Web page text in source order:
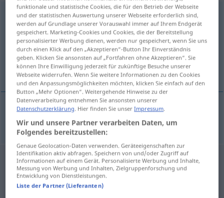
Flüssigkeitsentzugm
Übersicht aller Übersetzungen
(Für mehr Details die Übersetzung anklicken/antippen)
fluid withdrawal
fluidwithdrawal Flüssigkeitsentzug
funktionale und statistische Cookies, die für den Betrieb der Webseite
und der statistischen Auswertung unserer Webseite erforderlich sind,
werden auf Grundlage unserer Vorauswahl immer auf Ihrem Endgerät
gespeichert. Marketing-Cookies und Cookies, die der Bereitstellung
personalisierter Werbung dienen, werden nur gespeichert, wenn Sie uns
durch einen Klick auf den „Akzeptieren“-Button Ihr Einverständnis
geben. Klicken Sie ansonsten auf „Fortfahren ohne Akzeptieren“. Sie
können Ihre Einwilligung jederzeit für zukünftige Besuche unserer
Webseite widerrufen. Wenn Sie weitere Informationen zu den Cookies
und den Anpassungsmöglichkeiten möchten, klicken Sie einfach auf den
Button „Mehr Optionen“. Weitergehende Hinweise zu der
Datenverarbeitung entnehmen Sie ansonsten unserer
Datenschutzerklärung. Hier finden Sie unserImpressum.
Wir und unsere Partner verarbeiten Daten, um
Folgendes bereitzustellen:
Genaue Geolocation-Daten verwenden. Geräteeigenschaften zur
Identifikation aktiv abfragen. Speichern von und/oder Zugriff auf
Informationen auf einem Gerät. Personalisierte Werbung und Inhalte,
Messung von Werbung und Inhalten, Zielgruppenforschung und
Entwicklung von Dienstleistungen.
Liste der Partner (Lieferanten)